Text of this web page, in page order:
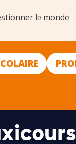
le monde